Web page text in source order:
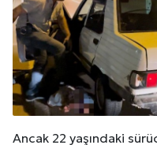
Ancak 22 yaşındaki